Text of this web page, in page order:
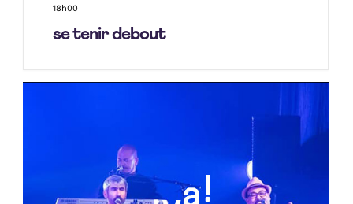
18h00
se tenir debout